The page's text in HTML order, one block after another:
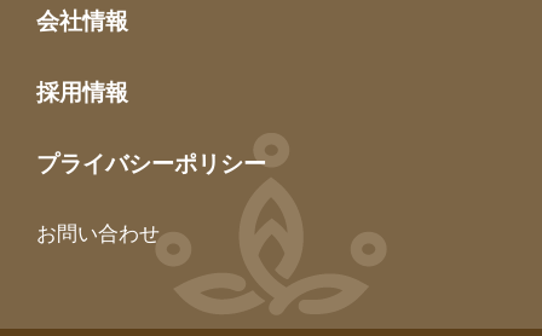
会社情報
採用情報
プライバシーポリシー
お問い合わせ